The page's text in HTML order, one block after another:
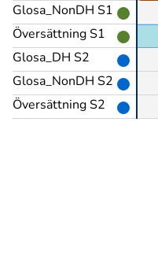
Glosa_NonDH S1
Översättning S1
Glosa_DH S2
Glosa_NonDH S2
Översättning S2